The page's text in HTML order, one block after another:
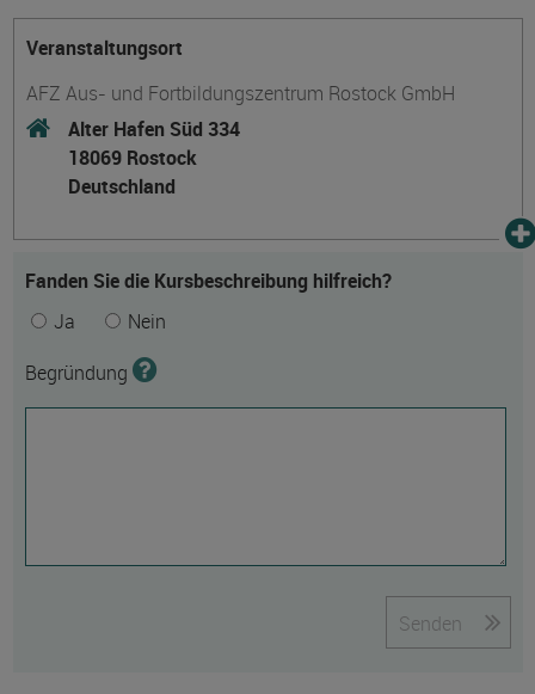
Veranstaltungsort
AFZ Aus- und Fortbildungszentrum Rostock GmbH
Alter Hafen Süd 334
18069 Rostock
Deutschland
Fanden Sie die Kursbeschreibung hilfreich?
Ja
Nein
Begründung
Senden